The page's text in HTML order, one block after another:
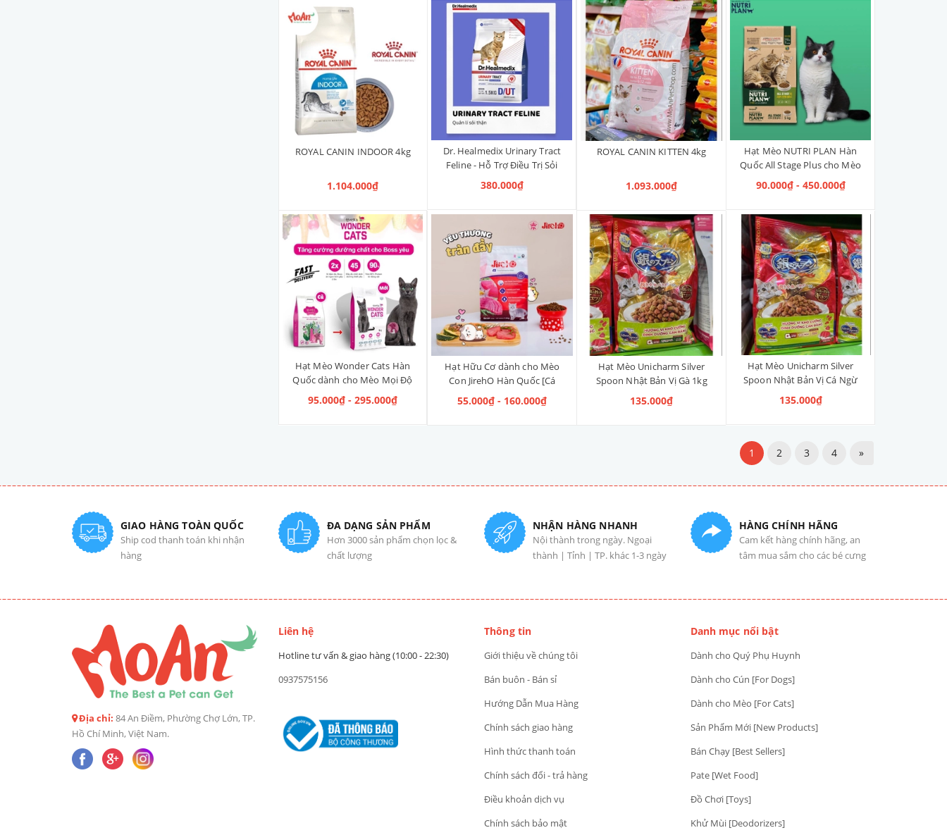
ROYAL CANIN INDOOR 4kg
1.104.000₫
Dr. Healmedix Urinary Tract
Feline - Hỗ Trợ Điều Trị Sỏi
Thận & Giảm Stress cho Mèo
1.5kg
380.000₫
ROYAL CANIN KITTEN 4kg
1.093.000₫
Hạt Mèo NUTRI PLAN Hàn
Quốc All Stage Plus cho Mèo
Mọi Độ Tuổi
90.000₫ - 450.000₫
Hạt Mèo Wonder Cats Hàn
Quốc dành cho Mèo Mọi Độ
Tuổi
95.000₫ - 295.000₫
Hạt Hữu Cơ dành cho Mèo
Con JirehO Hàn Quốc [Cá
Ngừ]
55.000₫ - 160.000₫
Hạt Mèo Unicharm Silver
Spoon Nhật Bản Vị Gà 1kg
135.000₫
Hạt Mèo Unicharm Silver
Spoon Nhật Bản Vị Cá Ngừ
1kg
135.000₫
1 2 3 4 »
GIAO HÀNG TOÀN QUỐC
Ship cod thanh toán khi nhận
hàng
ĐA DẠNG SẢN PHẨM
Hơn 3000 sản phẩm chọn lọc &
chất lượng
NHẬN HÀNG NHANH
Nội thành trong ngày. Ngoại
thành | Tỉnh | TP. khác 1-3 ngày
HÀNG CHÍNH HÃNG
Cam kết hàng chính hãng, an
tâm mua sắm cho các bé cưng
Địa chỉ: 84 An Điềm, Phường Chợ Lớn, TP.
Hồ Chí Minh, Việt Nam.
Liên hệ
Hotline tư vấn & giao hàng (10:00 - 22:30)
0937575156
Thông tin
Giới thiệu về chúng tôi
Bán buôn - Bán sỉ
Hướng Dẫn Mua Hàng
Chính sách giao hàng
Hình thức thanh toán
Chính sách đổi - trả hàng
Điều khoản dịch vụ
Chính sách bảo mật
Danh mục nổi bật
Dành cho Quý Phụ Huynh
Dành cho Cún [For Dogs]
Dành cho Mèo [For Cats]
Sản Phẩm Mới [New Products]
Bán Chạy [Best Sellers]
Pate [Wet Food]
Đồ Chơi [Toys]
Khử Mùi [Deodorizers]